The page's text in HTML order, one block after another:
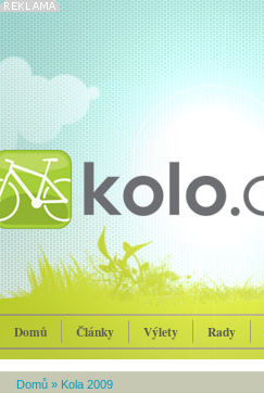
Domů Články Výlety Rady
Domů » Kola 2009